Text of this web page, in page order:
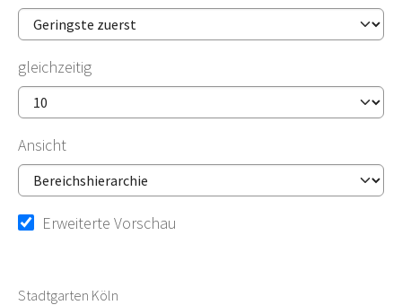
gleichzeitig
Ansicht
Erweiterte Vorschau
Stadtgarten Köln